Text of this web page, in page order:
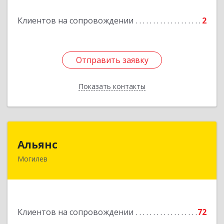
Клиентов на сопровождении 2
Отправить заявку
Показать контакты
Отправить заявку
Назад
Альянс
Могилев
Клиентов на сопровождении 72
Беларусь, 212030, г.Могилев, ул.Ленинская, 7А